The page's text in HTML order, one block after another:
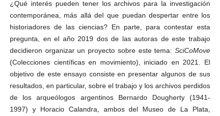
¿Qué interés pueden tener los archivos para la investigación
contemporánea, más allá del que puedan despertar entre los
historiadores de las ciencias? En parte, para contestar esta
pregunta, en el año 2019 dos de las autoras de este trabajo
decidieron organizar un proyecto sobre este tema:SciCoMove
(Colecciones científicas en movimiento), iniciado en 2021. El
objetivo de este ensayo consiste en presentar algunos de sus
resultados, en particular, sobre el trabajo y los archivos perdidos
de los arqueólogos argentinos Bernardo Dougherty (1941-
1997) y Horacio Calandra, ambos del Museo de La Plata,